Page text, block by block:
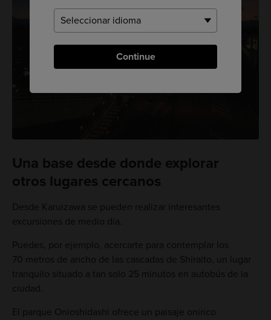
Continue
Una base desde donde explorar
otros lugares cercanos
Desde Karuizawa se pueden realizar interesantes
excursiones de medio día.
Puedes, por ejemplo, acercarte para contemplar los
70 metros de ancho de las cascadas de Shiraito, un lugar
tranquilo situado a tan solo 25 minutos en autobús de la
ciudad.
El parque Onioshidashi ofrece un paisaje onírico